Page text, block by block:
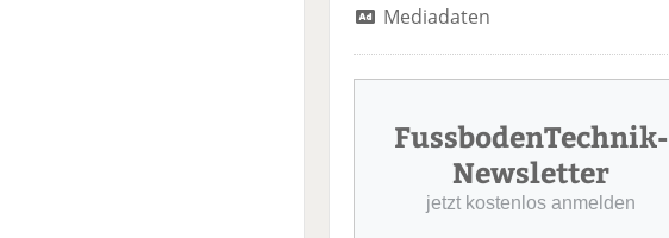
Mediadaten
FussbodenTechnik-
Newsletter
jetzt kostenlos anmelden